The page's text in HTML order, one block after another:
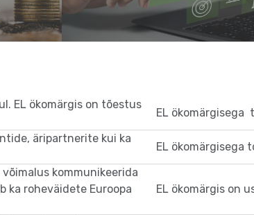
EL ökomärgis on tõestus
EL ökomärgisega
äripartnerite kui ka
EL ökomärgisega
kommunikeerida
ka roheväidete Euroopa
EL ökomärgis on